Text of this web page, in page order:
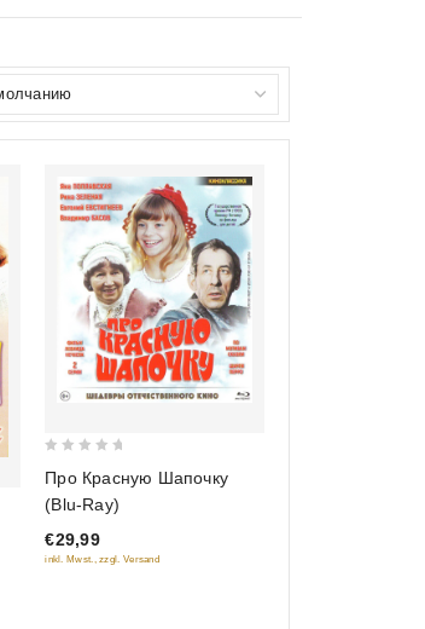
out
of
5
Про Красную Шапочку
(Blu-Ray)
€29,99
inkl. Mwst., zzgl. Versand